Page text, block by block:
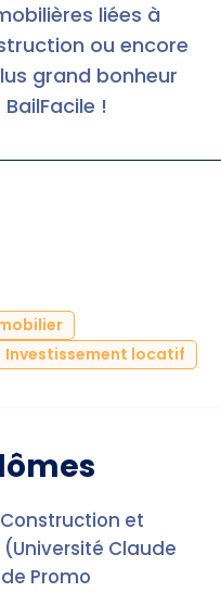
liées à
ou encore
grand bonheur
!
Investissement locatif
et
Claude
Promo